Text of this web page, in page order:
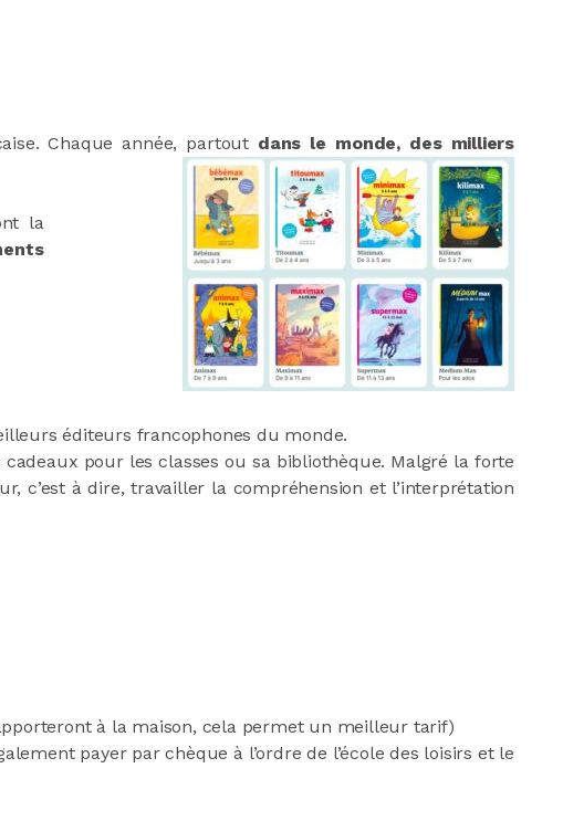
Chaque année, partout dans le monde, des milliers
la
éditeurs francophones du monde.
pour les classes ou sa bibliothèque. Malgré la forte
c’est à dire, travailler la compréhension et l’interprétation
à la maison, cela permet un meilleur tarif)
payer par chèque à l’ordre de l’école des loisirs et le